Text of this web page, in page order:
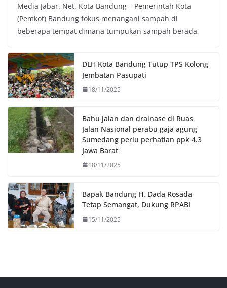
c
e
b
o
k
i
t
t
r
a
t
s
p
p
p
y
L
n
k
Media Jabar. Net. Kota Bandung – Pemerintah Kota
(Pemkot) Bandung fokus menangani sampah di
beberapa tempat dimana tumpukan sampah berada,
DLH Kota Bandung Tutup TPS Kolong
Jembatan Pasupati
18/11/2025
Bahu jalan dan drainase di Ruas
Jalan Nasional perabu gaja agung
Sumedang perlu perhatian ppk 4.3
Jawa Barat
18/11/2025
Bapak Bandung H. Dada Rosada
Tetap Semangat, Dukung RPABI
15/11/2025